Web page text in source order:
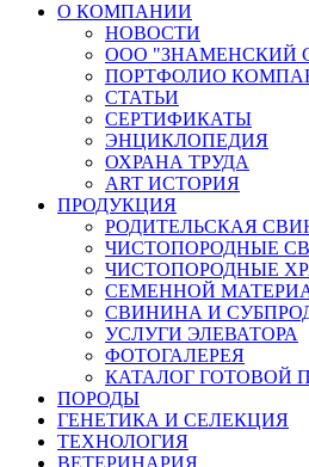
О КОМПАНИИ
НОВОСТИ
ООО "ЗНАМЕНСКИЙ
ПОРТФОЛИО
СТАТЬИ
СЕРТИФИКАТЫ
ЭНЦИКЛОПЕДИЯ
ОХРАНА ТРУДА
ART ИСТОРИЯ
ПРОДУКЦИЯ
РОДИТЕЛЬСКАЯ
ЧИСТОПОРОДНЫЕ
ЧИСТОПОРОДНЫЕ
СЕМЕННОЙ
СВИНИНА И
УСЛУГИ ЭЛЕВАТОРА
ФОТОГАЛЕРЕЯ
КАТАЛОГ ГОТОВОЙ
ПОРОДЫ
ГЕНЕТИКА И СЕЛЕКЦИЯ
ТЕХНОЛОГИЯ
ВЕТЕРИНАРИЯ